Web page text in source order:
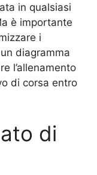
in qualsiasi
è importante
i
diagramma
l’allenamento
di corsa entro
di